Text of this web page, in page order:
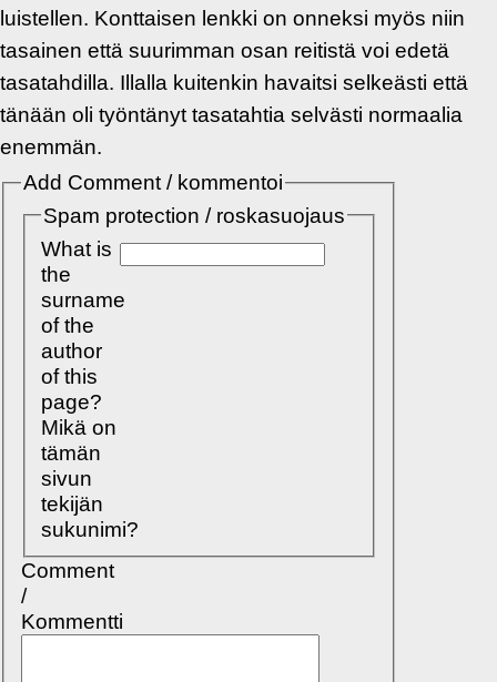
luistellen. Konttaisen lenkki on onneksi myös niin
tasainen että suurimman osan reitistä voi edetä
tasatahdilla. Illalla kuitenkin havaitsi selkeästi että
tänään oli työntänyt tasatahtia selvästi normaalia
enemmän.
Add Comment / kommentoi
Spam protection / roskasuojaus
What is
the
surname
of the
author
of this
page?
Mikä on
tämän
sivun
tekijän
sukunimi?
Comment
/
Kommentti